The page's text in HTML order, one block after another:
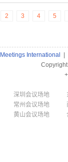
2 3 4 5
International
深圳会议场地
常州会议场地
黄山会议场地